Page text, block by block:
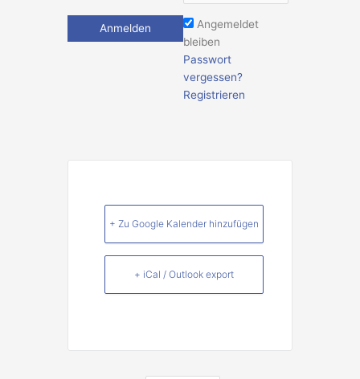
Angemeldet
bleiben
Passwort
vergessen?
Registrieren
+ Zu Google Kalender hinzufügen
+ iCal / Outlook export